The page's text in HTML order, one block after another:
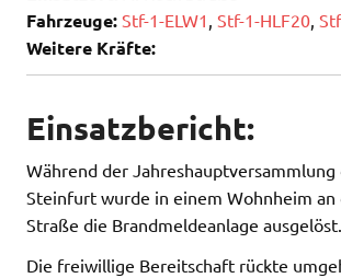
Fahrzeuge: Stf-1-ELW1 Stf-1-HLF20
Weitere Kräfte:
Einsatzbericht:
Während der
Steinfurt wurde in einem Wohnheim an
Straße die Brandmeldeanlage ausgelöst.
Die freiwillige Bereitschaft rückte